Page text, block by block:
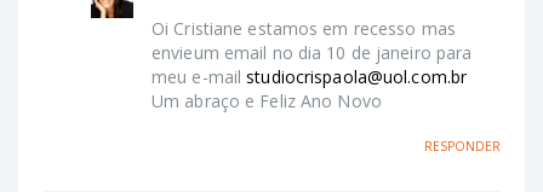
Oi Cristiane estamos em recesso mas
envieum email no dia 10 de janeiro para
meu e-mailstudiocrispaola@uol.com.br
Um abraço e Feliz Ano Novo
RESPONDER